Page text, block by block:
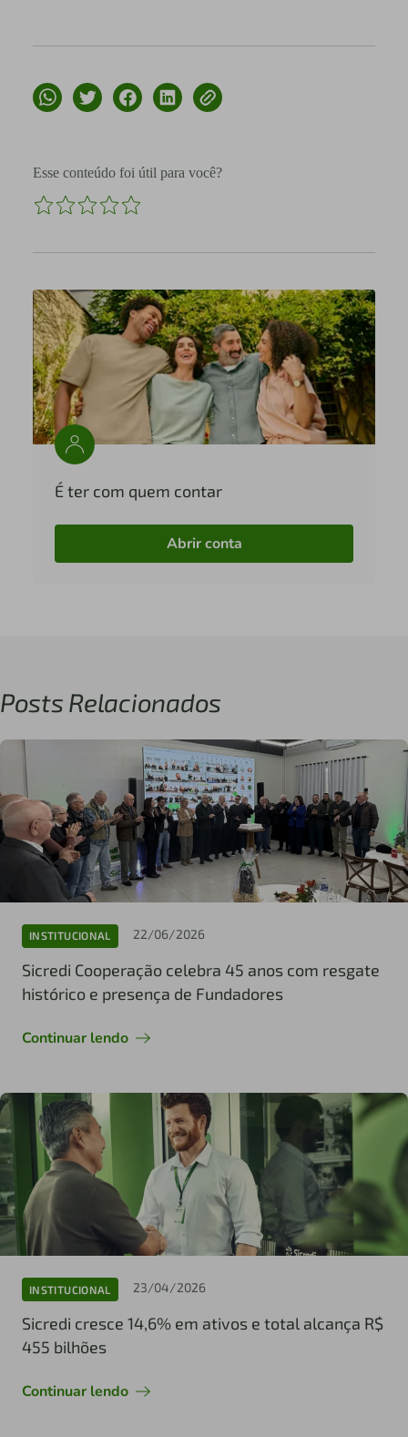
Esse conteúdo foi útil para você?
É ter com quem contar
Abrir conta
Posts Relacionados
INSTITUCIONAL 22/06/2026
Sicredi Cooperação celebra 45 anos com resgate
histórico e presença de Fundadores
Continuar lendo
INSTITUCIONAL 23/04/2026
Sicredi cresce 14,6% em ativos e total alcança R$
455 bilhões
Continuar lendo